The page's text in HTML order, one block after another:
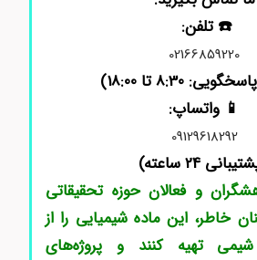
☎️ تلفن:
02166859220
8:30 تا 18:00)
📱 واتساپ:
09129618292
24 ساعته)
و فعالان حوزه تحقیقاتی
خاطر، این ماده شیمیایی را از
تهیه کنند و پروژه‌های